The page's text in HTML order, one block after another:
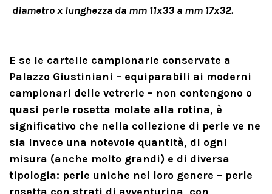
diametro x lunghezza da mm 11x33 a mm 17x32.
E se le cartelle campionarie conservate a
Palazzo Giustiniani – equiparabili ai moderni
campionari delle vetrerie – non contengono o
quasi perle rosetta molate alla rotina, è
significativo che nella collezione di perle ve ne
sia invece una notevole quantità, di ogni
misura (anche molto grandi) e di diversa
tipologia: perle uniche nel loro genere – perle